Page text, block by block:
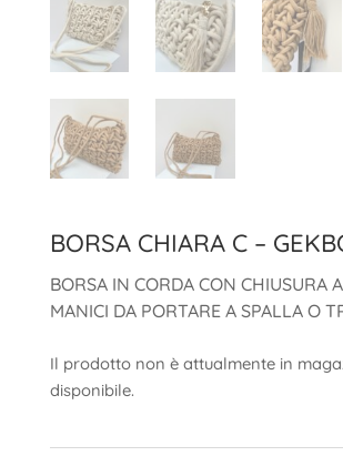
BORSA CHIARA C –
BORSA IN CORDA CON CHIUSURA
MANICI DA PORTARE A SPALLA O
Il prodotto non è attualmente in
disponibile.